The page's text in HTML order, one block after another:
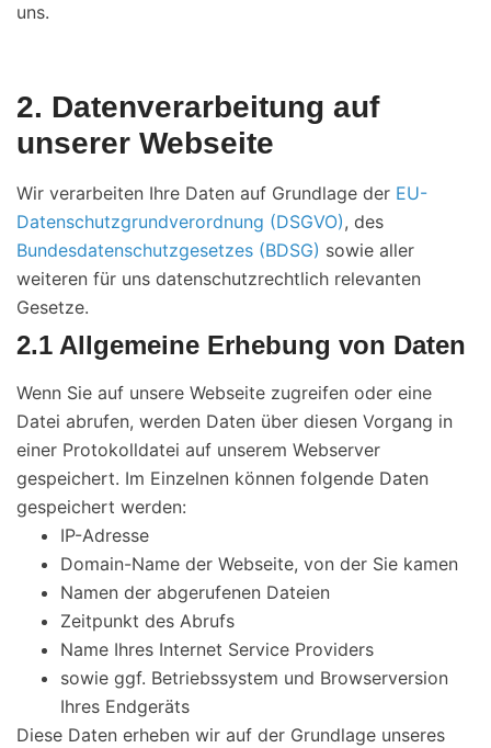
uns.
2. Datenverarbeitung auf
unserer Webseite
Wir verarbeiten Ihre Daten auf Grundlage der EU-
Datenschutzgrundverordnung (DSGVO), des
Bundesdatenschutzgesetzes (BDSG) sowie aller
weiteren für uns datenschutzrechtlich relevanten
Gesetze.
2.1 Allgemeine Erhebung von Daten
Wenn Sie auf unsere Webseite zugreifen oder eine
Datei abrufen, werden Daten über diesen Vorgang in
einer Protokolldatei auf unserem Webserver
gespeichert. Im Einzelnen können folgende Daten
gespeichert werden:
IP-Adresse
Domain-Name der Webseite, von der Sie kamen
Namen der abgerufenen Dateien
Zeitpunkt des Abrufs
Name Ihres Internet Service Providers
sowie ggf. Betriebssystem und Browserversion
Ihres Endgeräts
Diese Daten erheben wir auf der Grundlage unseres